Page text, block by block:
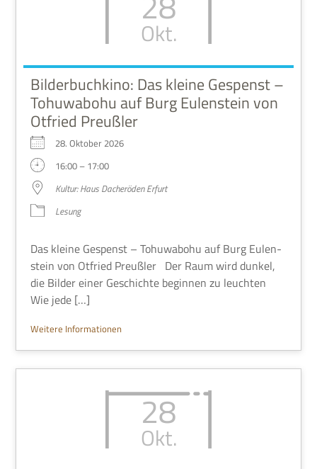
Okt.
Bilderbuchkino: Das kleine Gespenst –
Tohuwabohu auf Burg Eulenstein von
Otfried Preußler
28. Okto­ber 2026
16:00 – 17:00
Kul­tur: Haus Dach­eröden Erfurt
Lesung
Das kleine Gespenst – Tohu­wa­bohu auf Burg Eulen­
stein von Otfried Preuß­ler Der Raum wird dun­kel,
die Bil­der einer Geschichte begin­nen zu leuch­ten
Wie jede […]
Wei­tere Informationen
28
Okt.